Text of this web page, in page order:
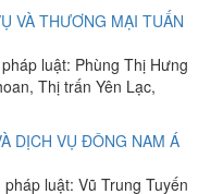
VÀ THƯƠNG MẠI TUẤN
luật: Phùng Thị Hưng
Thị trấn Yên Lạc,
DỊCH VỤ ĐÔNG NAM Á
luật: Vũ Trung Tuyến